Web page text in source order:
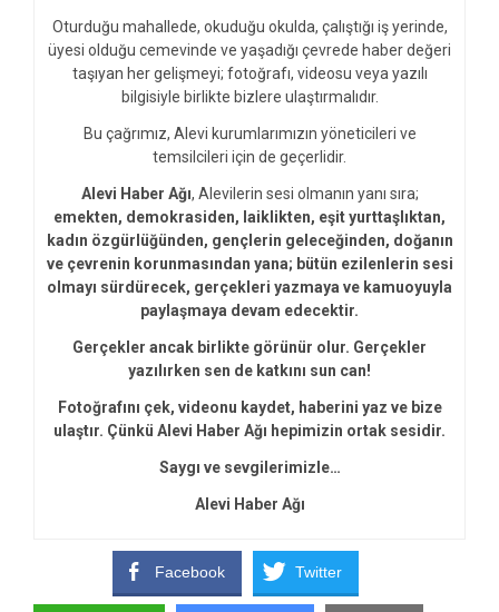
Oturduğu mahallede, okuduğu okulda, çalıştığı iş yerinde,
üyesi olduğu cemevinde ve yaşadığı çevrede haber değeri
taşıyan her gelişmeyi; fotoğrafı, videosu veya yazılı
bilgisiyle birlikte bizlere ulaştırmalıdır.
Bu çağrımız, Alevi kurumlarımızın yöneticileri ve
temsilcileri için de geçerlidir.
Alevi Haber Ağı, Alevilerin sesi olmanın yanı sıra;
emekten, demokrasiden, laiklikten, eşit yurttaşlıktan,
kadın özgürlüğünden, gençlerin geleceğinden, doğanın
ve çevrenin korunmasından yana; bütün ezilenlerin sesi
olmayı sürdürecek, gerçekleri yazmaya ve kamuoyuyla
paylaşmaya devam edecektir.
Gerçekler ancak birlikte görünür olur. Gerçekler
yazılırken sen de katkını sun can!
Fotoğrafını çek, videonu kaydet, haberini yaz ve bize
ulaştır. Çünkü Alevi Haber Ağı hepimizin ortak sesidir.
Saygı ve sevgilerimizle…
Alevi Haber Ağı
Facebook Twitter